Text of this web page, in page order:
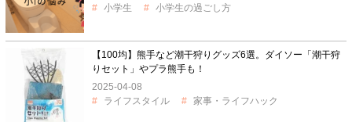
小学生
小学生の過ごし方
【100均】熊手など潮干狩りグッズ6選。ダイソー「潮干狩
りセット」やプラ熊手も！
2025-04-08
ライフスタイル
家事・ライフハック